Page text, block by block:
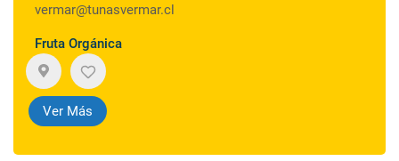
vermar@tunasvermar.cl
Fruta Orgánica
Ver Más